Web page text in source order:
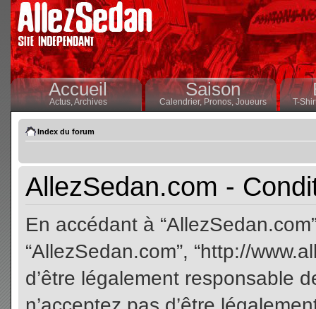
Accueil
Actus,Archives
Saison
Calendrier,Pronos, Joueurs T-
Index du forum
AllezSedan.com -
En accédant à
“AllezSedan.com”, “http://
d’être légalement responsable